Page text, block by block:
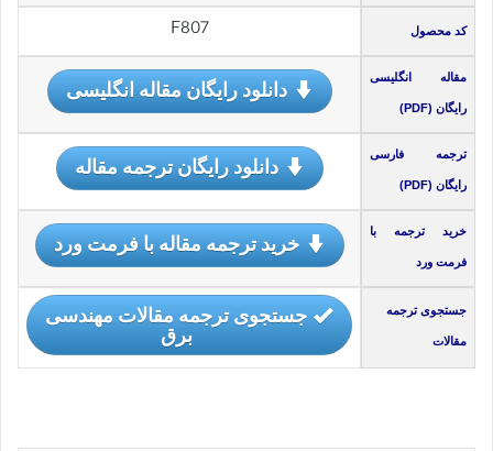
کد محصول F807
مقاله انگلیسی
رایگان (PDF)
دانلود رایگان مقاله انگلیسی
ترجمه فارسی
رایگان (PDF)
دانلود رایگان ترجمه مقاله
خرید ترجمه با
فرمت ورد
خرید ترجمه مقاله با فرمت ورد
جستجوی ترجمه
مقالات
جستجوی ترجمه مقالات مهندسی
برق